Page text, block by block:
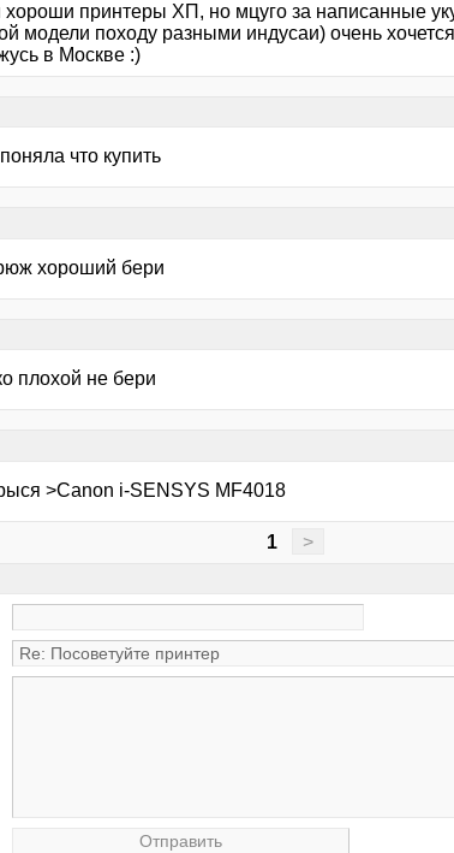
хороши принтеры ХП, но мцуго за написанные
модели походу разными индусаи) очень
в Москве :)
что купить
хороший бери
плохой не бери
>Canon i-SENSYS MF4018
1 >